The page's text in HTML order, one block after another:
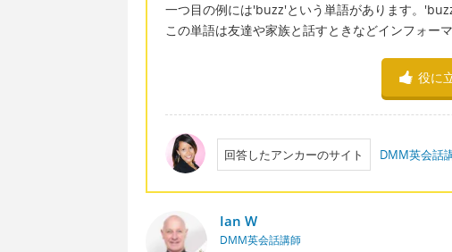
一つ目の例には'buzz'という単語があります。
この単語は友達や家族と話すときなどインフォー
役に
回答したアンカーのサイト DMM英会話
Ian W
DMM英会話講師